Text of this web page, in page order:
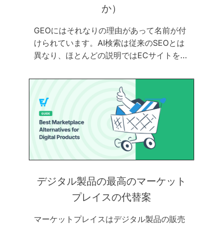
か）
GEOにはそれなりの理由があって名前が付
けられています。AI検索は従来のSEOとは
異なり、ほとんどの説明ではECサイトを…
デジタル製品の最高のマーケット
プレイスの代替案
マーケットプレイスはデジタル製品の販売